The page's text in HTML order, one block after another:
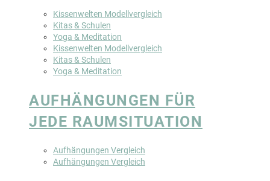
Kissenwelten Modellvergleich
Kitas & Schulen
Yoga & Meditation
Kissenwelten Modellvergleich
Kitas & Schulen
Yoga & Meditation
AUFHÄNGUNGEN FÜR
JEDE RAUMSITUATION
Aufhängungen Vergleich
Aufhängungen Vergleich